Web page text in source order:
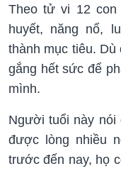
Theo tử vi 12 con
huyết, năng nổ,
thành mục tiêu.
gắng hết sức để
mình.
Người tuổi này nói
được lòng nhiều
trước đến nay, họ